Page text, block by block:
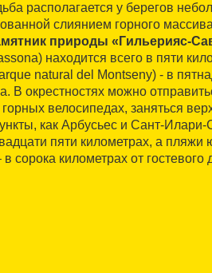
располагается у берегов
слиянием горного
природы «Гильерияс-
находится всего в пяти
natural del Montseny) - в
В окрестностях можно
горных велосипедах, заняться
как Арбусьес и Сант-
пяти километрах, а
сорока километрах от гостевого